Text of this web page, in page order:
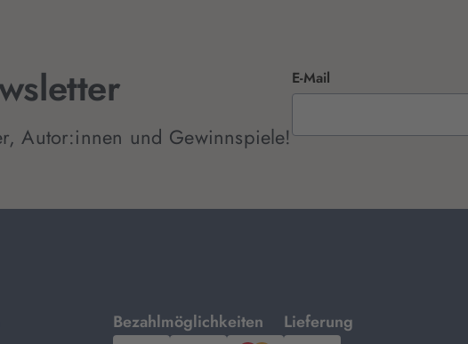
Autor:innen und Gewinnspiele!
E-Mail
Bezahlmöglichkeiten
mit
Lieferung
mit